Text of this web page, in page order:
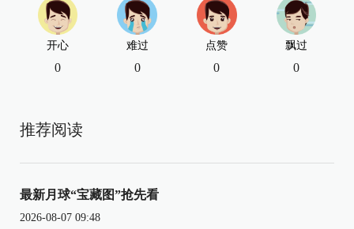
开心
0
难过
0
点赞
0
飘过
0
推荐阅读
最新月球“宝藏图”抢先看
2026-08-07 09:48